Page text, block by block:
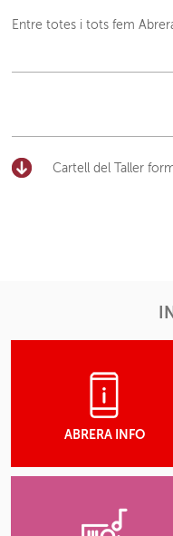
Entre totes i tots fem
Cartell del Taller
ABRERA INFO